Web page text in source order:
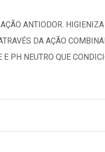
ANTIODOR.
DA AÇÃO
PH NEUTRO QUE